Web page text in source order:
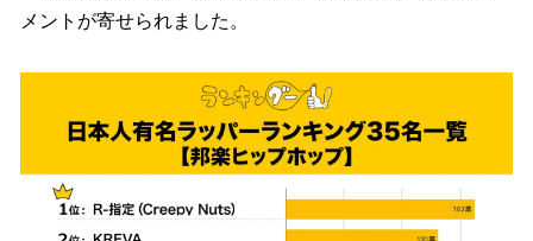
メントが寄せられました。